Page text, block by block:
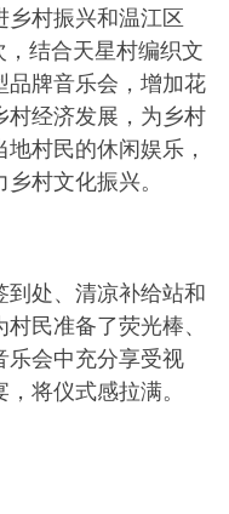
乡村振兴和温江区
结合天星村编织文
品牌音乐会，增加花
村经济发展，为乡村
村民的休闲娱乐，
村文化振兴。
到处、清凉补给站和
民准备了荧光棒、
乐会中充分享受视
将仪式感拉满。